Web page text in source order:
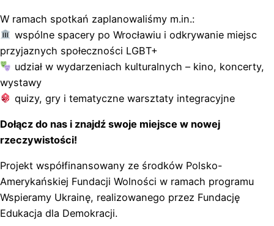
W ramach spotkań zaplanowaliśmy m.in.:
wspólne spacery po Wrocławiu i odkrywanie miejsc
przyjaznych społeczności LGBT+
udział w wydarzeniach kulturalnych – kino, koncerty,
wystawy
quizy, gry i tematyczne warsztaty integracyjne
Dołącz do nas i znajdź swoje miejsce w nowej
rzeczywistości!
Projekt współfinansowany ze środków Polsko-
Amerykańskiej Fundacji Wolności w ramach programu
Wspieramy Ukrainę, realizowanego przez Fundację
Edukacja dla Demokracji.